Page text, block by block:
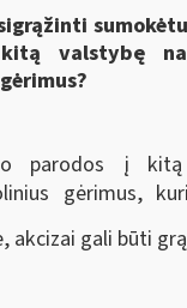
valstybę
parodos į kitą
gėrimus,
akcizai gali būti